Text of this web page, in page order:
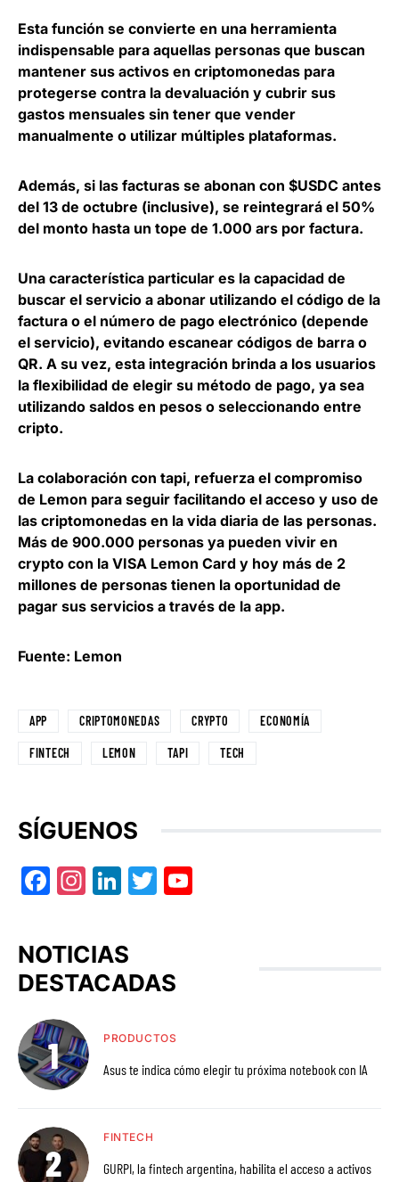
Esta función se convierte en una herramienta
indispensable para aquellas personas que buscan
mantener sus activos en criptomonedas para
protegerse contra la devaluación y cubrir sus
gastos mensuales sin tener que vender
manualmente o utilizar múltiples plataformas.
Además, si las facturas se abonan con $USDC antes
del 13 de octubre (inclusive), se reintegrará el 50%
del monto hasta un tope de 1.000 ars por factura.
Una característica particular es la capacidad de
buscar el servicio a abonar utilizando el código de la
factura o el número de pago electrónico (depende
el servicio), evitando escanear códigos de barra o
QR. A su vez, esta integración brinda a los usuarios
la flexibilidad de elegir su método de pago, ya sea
utilizando saldos en pesos o seleccionando entre
cripto.
La colaboración con tapi, refuerza el compromiso
de Lemon para seguir facilitando el acceso y uso de
las criptomonedas en la vida diaria de las personas.
Más de 900.000 personas ya pueden vivir en
crypto con la VISA Lemon Card y hoy más de 2
millones de personas tienen la oportunidad de
pagar sus servicios a través de la app.
Fuente: Lemon
APP CRIPTOMONEDAS CRYPTO ECONOMÍA
FINTECH LEMON TAPI TECH
SÍGUENOS
Facebook
Instagram
LinkedIn
Twitter
NOTICIAS
DESTACADAS
PRODUCTOS
Asus te indica cómo elegir tu próxima notebook con IA
FINTECH
GURPI, la fintech argentina, habilita el acceso a activos